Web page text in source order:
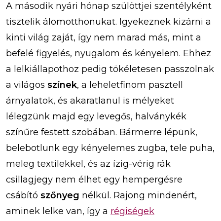
A második nyári hónap szülöttjei szentélyként
tisztelik álomotthonukat. Igyekeznek kizárni a
kinti világ zaját, így nem marad más, mint a
befelé figyelés, nyugalom és kényelem. Ehhez
a lelkiállapothoz pedig tökéletesen passzolnak
a világos színek, a leheletfinom pasztell
árnyalatok, és akaratlanul is mélyeket
lélegzünk majd egy levegős, halványkék
színűre festett szobában. Bármerre lépünk,
belebotlunk egy kényelemes zugba, tele puha,
meleg textilekkel, és az ízig-vérig rák
csillagjegy nem élhet egy hempergésre
csábító szőnyeg nélkül. Rajong mindenért,
aminek lelke van, így a régiségek